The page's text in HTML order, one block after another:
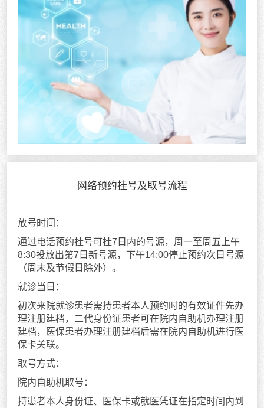
网络预约挂号及取号流程
放号时间：
通过电话预约挂号可挂7日内的号源，周一至周五上午
8:30投放出第7日新号源，下午14:00停止预约次日号源
（周末及节假日除外）。
就诊当日：
初次来院就诊患者需持患者本人预约时的有效证件先办
理注册建档，二代身份证患者可在院内自助机办理注册
建档，医保患者办理注册建档后需在院内自助机进行医
保卡关联。
取号方式：
院内自助机取号：
持患者本人身份证、医保卡或就医凭证在指定时间内到